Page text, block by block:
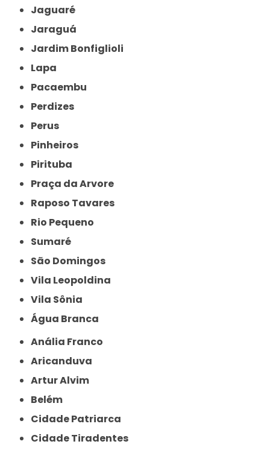
Jaguaré
Jaraguá
Jardim Bonfiglioli
Lapa
Pacaembu
Perdizes
Perus
Pinheiros
Pirituba
Praça da Arvore
Raposo Tavares
Rio Pequeno
Sumaré
São Domingos
Vila Leopoldina
Vila Sônia
Água Branca
Anália Franco
Aricanduva
Artur Alvim
Belém
Cidade Patriarca
Cidade Tiradentes